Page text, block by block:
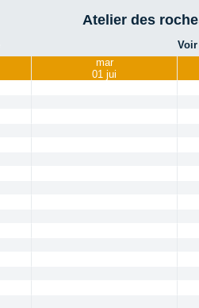
Atelier des
mar
01 jui